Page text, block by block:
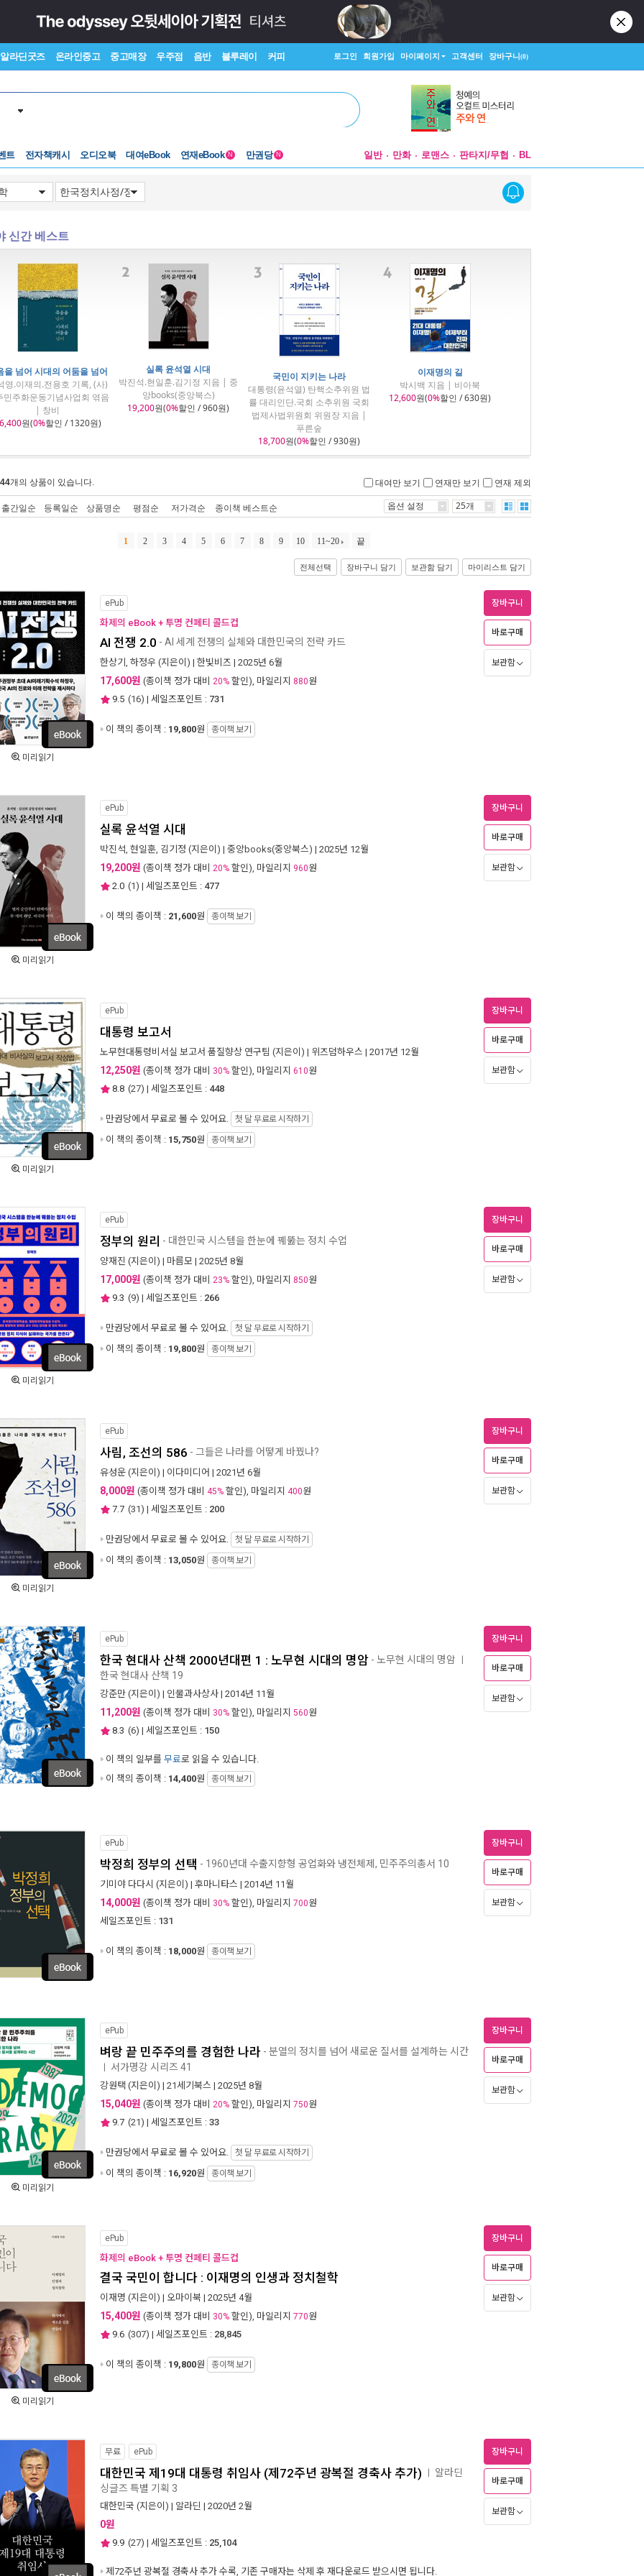
알라딘굿즈 온라인중고 중고매장 우주점 음반 블루레이 커피 로그인 회원가입 마이페이지 고객센터 장바구니(0)
트 전자책캐시 오디오북 대여eBook 연재eBook N 만권당 N 일반 만화 로맨스 판타지/무협 BL
신간 베스트
을 넘어 시대의 어둠을 넘어
영.이재의.전용호 기록, (사)
민주화운동기념사업회 엮음
| 창비
원(0%할인 / 1320원)
실록 윤석열 시대
박진석.현일훈.김기정 지음 | 중
앙books(중앙북스)
19,200원(0%할인 / 960원)
국민이 지키는 나라
대통령(윤석열) 탄핵소추위원 법
률 대리인단.국회 소추위원 국회
법제사법위원회 위원장 지음 |
푸른숲
18,700원(0%할인 / 930원)
이재명의 길
박시백 지음 | 비아북
12,600원(0%할인 / 630원)
개의 상품이 있습니다. 대여만 보기 연재만 보기 연재 제외
출간일순 등록일순 상품명순 평점순 저가격순 종이책 베스트순 옵션 설정 25개
1 2 3 4 5 6 7 8 9 10 11~20 끝
전체선택 장바구니 담기 보관함 담기 마이리스트 담기
미리읽기
ePub
화제의 eBook + 투명 컨페티 콜드컵
AI 전쟁 2.0 - AI 세계 전쟁의 실체와 대한민국의 전략 카드
한상기 , 하정우 (지은이) | 한빛비즈 | 2025년 6월
17,600원 (종이책 정가 대비 20% 할인), 마일리지 880원
9.5 (16) | 세일즈포인트 : 731
이 책의 종이책 : 19,800원 종이책 보기
장바구니
바로구매
보관함
미리읽기
ePub
실록 윤석열 시대
박진석, 현일훈, 김기정 (지은이) | 중앙books(중앙북스) | 2025년 12월
19,200원 (종이책 정가 대비 20% 할인), 마일리지 960원
2.0 (1) | 세일즈포인트 : 477
이 책의 종이책 : 21,600원 종이책 보기
장바구니
바로구매
보관함
미리읽기
ePub
대통령 보고서
노무현대통령비서실 보고서 품질향상 연구팀 (지은이) | 위즈덤하우스 | 2017년 12월
12,250원 (종이책 정가 대비 30% 할인), 마일리지 610원
8.8 (27) | 세일즈포인트 : 448
만권당에서 무료로 볼 수 있어요. 첫 달 무료로 시작하기
이 책의 종이책 : 15,750원 종이책 보기
장바구니
바로구매
보관함
미리읽기
ePub
정부의 원리 - 대한민국 시스템을 한눈에 꿰뚫는 정치 수업
양재진 (지은이) | 마름모 | 2025년 8월
17,000원 (종이책 정가 대비 23% 할인), 마일리지 850원
9.3 (9) | 세일즈포인트 : 266
만권당에서 무료로 볼 수 있어요. 첫 달 무료로 시작하기
이 책의 종이책 : 19,800원 종이책 보기
장바구니
바로구매
보관함
미리읽기
ePub
사림, 조선의 586 - 그들은 나라를 어떻게 바꿨나?
유성운 (지은이) | 이다미디어 | 2021년 6월
8,000원 (종이책 정가 대비 45% 할인), 마일리지 400원
7.7 (31) | 세일즈포인트 : 200
만권당에서 무료로 볼 수 있어요. 첫 달 무료로 시작하기
이 책의 종이책 : 13,050원 종이책 보기
장바구니
바로구매
보관함
ePub
한국 현대사 산책 2000년대편 1 : 노무현 시대의 명암 - 노무현 시대의 명암
한국 현대사 산책 19
강준만 (지은이) | 인물과사상사 | 2014년 11월
11,200원 (종이책 정가 대비 30% 할인), 마일리지 560원
8.3 (6) | 세일즈포인트 : 150
이 책의 일부를 무료로 읽을 수 있습니다.
이 책의 종이책 : 14,400원 종이책 보기
장바구니
바로구매
보관함
ePub
박정희 정부의 선택 - 1960년대 수출지향형 공업화와 냉전체제, 민주주의총서 10
기미야 다다시 (지은이) | 후마니타스 | 2014년 11월
14,000원 (종이책 정가 대비 30% 할인), 마일리지 700원
세일즈포인트 : 131
이 책의 종이책 : 18,000원 종이책 보기
장바구니
바로구매
보관함
미리읽기
ePub
벼랑 끝 민주주의를 경험한 나라 - 분열의 정치를 넘어 새로운 질서를 설계하는 시간
서가명강 시리즈 41
강원택 (지은이) | 21세기북스 | 2025년 8월
15,040원 (종이책 정가 대비 20% 할인), 마일리지 750원
9.7 (21) | 세일즈포인트 : 33
만권당에서 무료로 볼 수 있어요. 첫 달 무료로 시작하기
이 책의 종이책 : 16,920원 종이책 보기
장바구니
바로구매
보관함
미리읽기
ePub
화제의 eBook + 투명 컨페티 콜드컵
결국 국민이 합니다 : 이재명의 인생과 정치철학
이재명 (지은이) | 오마이북 | 2025년 4월
15,400원 (종이책 정가 대비 30% 할인), 마일리지 770원
9.6 (307) | 세일즈포인트 : 28,845
이 책의 종이책 : 19,800원 종이책 보기
장바구니
바로구매
보관함
무료 ePub
대한민국 제19대 대통령 취임사 (제72주년 광복절 경축사 추가) 알라딘
싱글즈 특별 기획 3
대한민국 (지은이) | 알라딘 | 2020년 2월
0원
9.9 (27) | 세일즈포인트 : 25,104
제72주년 광복절 경축사 추가 수록, 기존 구매자는 삭제 후 재다운로드 받으시면 됩니다.
장바구니
바로구매
보관함